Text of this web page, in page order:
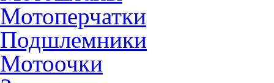
Мотоперчатки
Подшлемники
Мотоочки